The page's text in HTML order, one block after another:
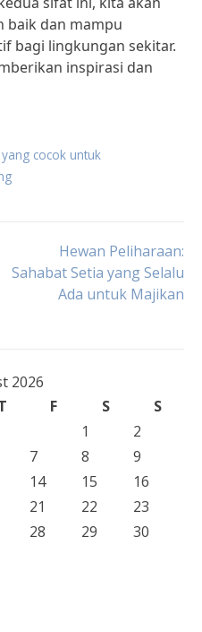
baik dan mampu
bagi lingkungan sekitar.
inspirasi dan
cocok untuk
Hewan Peliharaan:
Sahabat Setia yang Selalu
Ada untuk Majikan
2026
F S
S
1
2
7 8
9
14 15
16
21 22
23
28 29
30